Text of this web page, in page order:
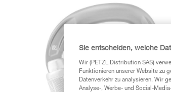
Sie entscheiden, welche
Wir (PETZL Distribution SAS)
Funktionieren unserer Website zu
Datenverkehr zu analysieren. Wir
Analyse-, Werbe- und Social-